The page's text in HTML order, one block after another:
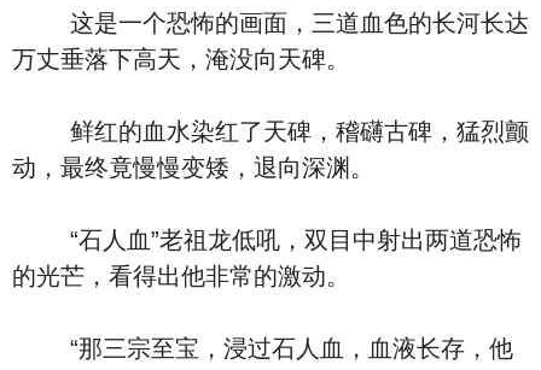
这是一个恐怖的画面，三道血色的长河长达
万丈垂落下高天，淹没向天碑。
鲜红的血水染红了天碑，稽礴古碑，猛烈颤
动，最终竟慢慢变矮，退向深渊。
“石人血”老祖龙低吼，双目中射出两道恐怖
的光芒，看得出他非常的激动。
“那三宗至宝，浸过石人血，血液长存，他